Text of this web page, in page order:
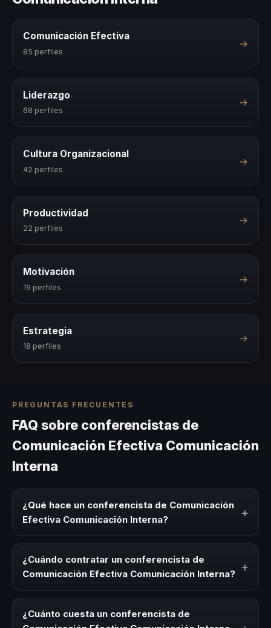
Comunicación Efectiva
85 perfiles
→
Liderazgo
68 perfiles
→
Cultura Organizacional
42 perfiles
→
Productividad
22 perfiles
→
Motivación
19 perfiles
→
Estrategia
18 perfiles
→
PREGUNTAS FRECUENTES
FAQ sobre conferencistas de
Comunicación Efectiva Comunicación
Interna
¿Qué hace un conferencista de Comunicación
Efectiva Comunicación Interna?
+
Comunicación Interna es un experto que comparte
conocimiento, estrategias y experiencias sobre este tema
¿Cuándo contratar un conferencista de
Comunicación Efectiva Comunicación Interna? +
Efectiva Comunicación Interna para kick-offs,
convenciones anuales, programas de desarrollo, eventos
¿Cuánto cuesta un conferencista de